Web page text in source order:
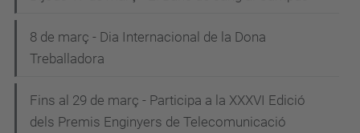
8 de març - Dia Internacional de la Dona
Treballadora
Fins al 29 de març - Participa a la XXXVI Edició
dels Premis Enginyers de Telecomunicació